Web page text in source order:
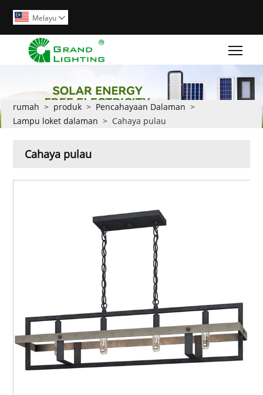
Melayu 
rumah > produk > Pencahayaan Dalaman >
Lampu loket dalaman > Cahaya pulau
Cahaya pulau